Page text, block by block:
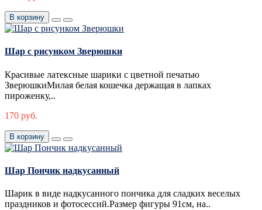
В корзину
Шар с рисунком Зверюшки
Красивые латексные шарики с цветной печатью
ЗверюшкиМилая белая кошечка держащая в лапках
пироженку,..
170 руб.
В корзину
Шар Пончик надкусанный
Шарик в виде надкусанного пончика для сладких веселых
праздников и фотосессий.Размер фигуры 91см, на..